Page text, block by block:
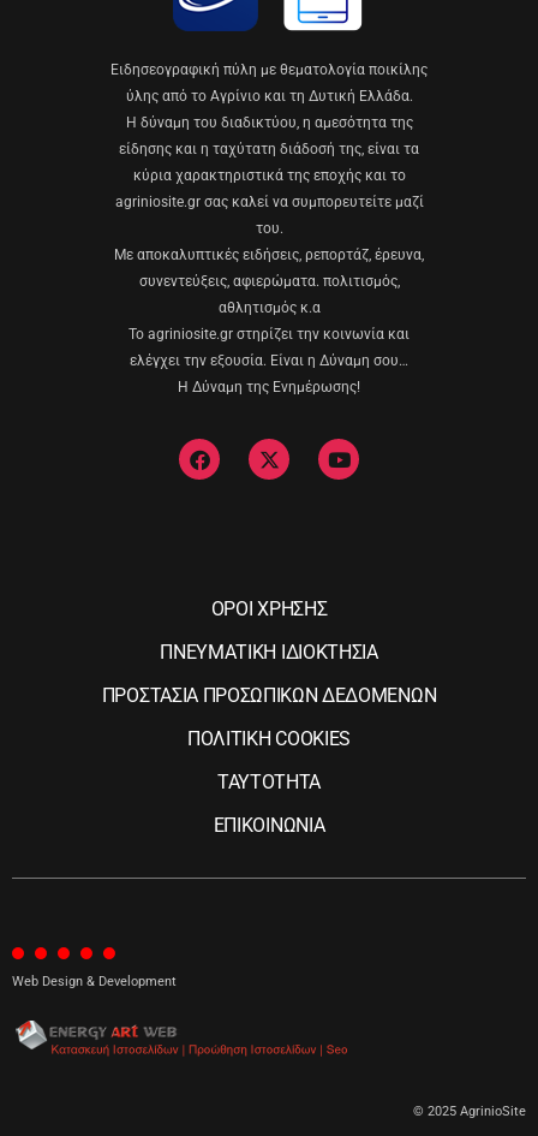
Eιδησεογραφική πύλη με θεματολογία ποικίλης
ύλης από το Αγρίνιο και τη Δυτική Ελλάδα.
Η δύναμη του διαδικτύου, η αμεσότητα της
είδησης και η ταχύτατη διάδοσή της, είναι τα
κύρια χαρακτηριστικά της εποχής και το
agriniosite.gr σας καλεί να συμπορευτείτε μαζί
του.
Με αποκαλυπτικές ειδήσεις, ρεπορτάζ, έρευνα,
συνεντεύξεις, αφιερώματα. πολιτισμός,
αθλητισμός κ.α
Το agriniosite.gr στηρίζει την κοινωνία και
ελέγχει την εξουσία. Είναι η Δύναμη σου…
Η Δύναμη της Ενημέρωσης!
ΟΡΟΙ ΧΡΗΣΗΣ
ΠΝΕΥΜΑΤΙΚΗ ΙΔΙΟΚΤΗΣΙΑ
ΠΡΟΣΤΑΣΙΑ ΠΡΟΣΩΠΙΚΩΝ ΔΕΔΟΜΕΝΩΝ
ΠΟΛΙΤΙΚΗ COOKIES
ΤΑΥΤΟΤΗΤΑ
ΕΠΙΚΟΙΝΩΝΙΑ
Web Design & Development
© 2025 AgrinioSite